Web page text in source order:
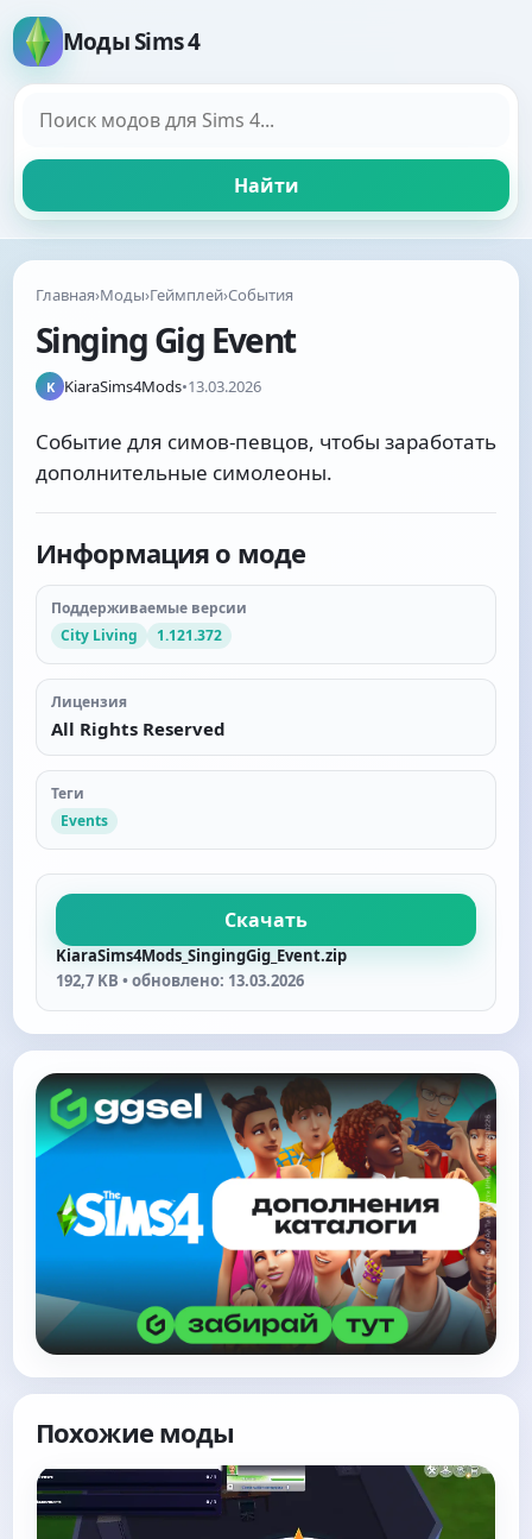
Моды Sims 4
Найти
Главная›Моды›Геймплей›События
Singing Gig Event
K KiaraSims4Mods•13.03.2026
Событие для симов-певцов, чтобы заработать
дополнительные симолеоны.
Информация о моде
Поддерживаемые версии
City Living
1.121.372
Лицензия
All Rights Reserved
Теги
Events
Скачать
KiaraSims4Mods_SingingGig_Event.zip
192,7 KB • обновлено: 13.03.2026
Похожие моды